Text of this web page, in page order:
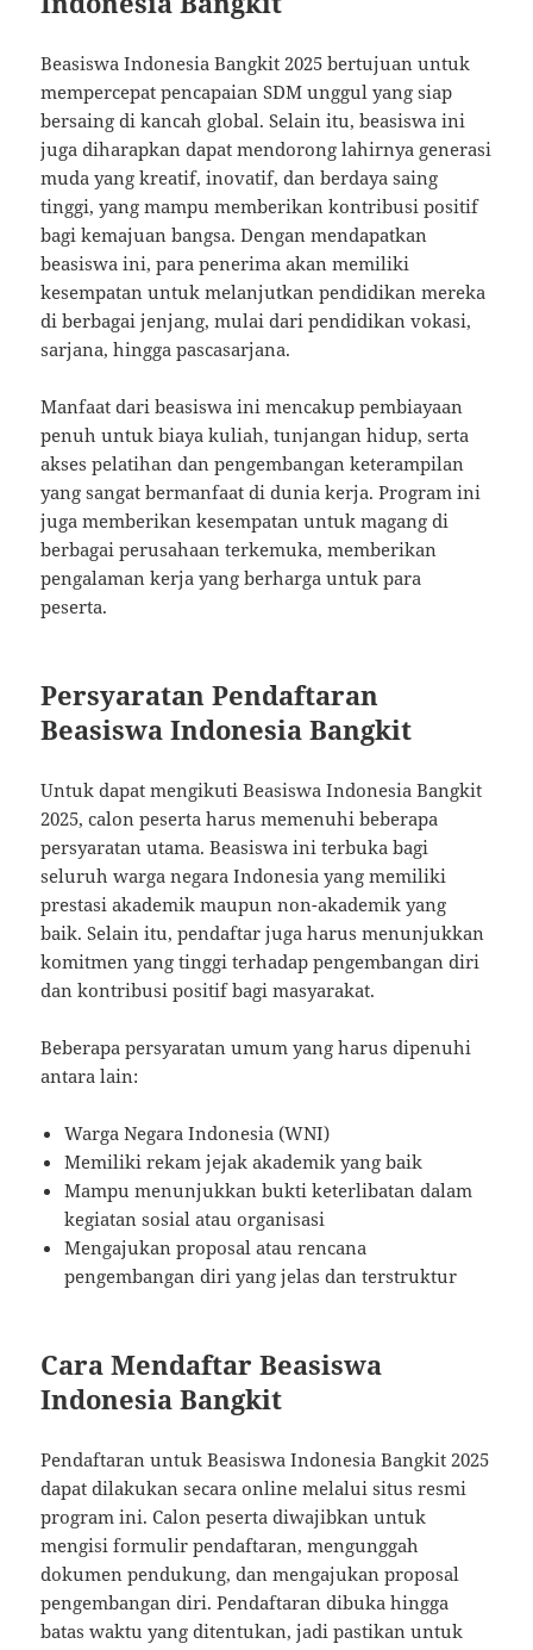
Beasiswa Indonesia Bangkit 2025 bertujuan untuk
mempercepat pencapaian SDM unggul yang siap
bersaing di kancah global. Selain itu, beasiswa ini
juga diharapkan dapat mendorong lahirnya generasi
muda yang kreatif, inovatif, dan berdaya saing
tinggi, yang mampu memberikan kontribusi positif
bagi kemajuan bangsa. Dengan mendapatkan
beasiswa ini, para penerima akan memiliki
kesempatan untuk melanjutkan pendidikan mereka
di berbagai jenjang, mulai dari pendidikan vokasi,
sarjana, hingga pascasarjana.
Manfaat dari beasiswa ini mencakup pembiayaan
penuh untuk biaya kuliah, tunjangan hidup, serta
akses pelatihan dan pengembangan keterampilan
yang sangat bermanfaat di dunia kerja. Program ini
juga memberikan kesempatan untuk magang di
berbagai perusahaan terkemuka, memberikan
pengalaman kerja yang berharga untuk para
peserta.
Persyaratan Pendaftaran
Beasiswa Indonesia Bangkit
Untuk dapat mengikuti Beasiswa Indonesia Bangkit
2025, calon peserta harus memenuhi beberapa
persyaratan utama. Beasiswa ini terbuka bagi
seluruh warga negara Indonesia yang memiliki
prestasi akademik maupun non-akademik yang
baik. Selain itu, pendaftar juga harus menunjukkan
komitmen yang tinggi terhadap pengembangan diri
dan kontribusi positif bagi masyarakat.
Beberapa persyaratan umum yang harus dipenuhi
antara lain:
Warga Negara Indonesia (WNI)
Memiliki rekam jejak akademik yang baik
Mampu menunjukkan bukti keterlibatan dalam
kegiatan sosial atau organisasi
Mengajukan proposal atau rencana
pengembangan diri yang jelas dan terstruktur
Cara Mendaftar Beasiswa
Indonesia Bangkit
Pendaftaran untuk Beasiswa Indonesia Bangkit 2025
dapat dilakukan secara online melalui situs resmi
program ini. Calon peserta diwajibkan untuk
mengisi formulir pendaftaran, mengunggah
dokumen pendukung, dan mengajukan proposal
pengembangan diri. Pendaftaran dibuka hingga
batas waktu yang ditentukan, jadi pastikan untuk